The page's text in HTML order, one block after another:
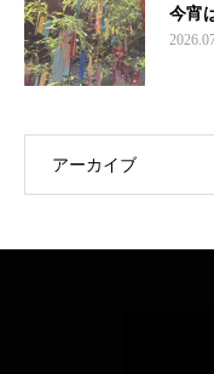
今宵
アーカイブ